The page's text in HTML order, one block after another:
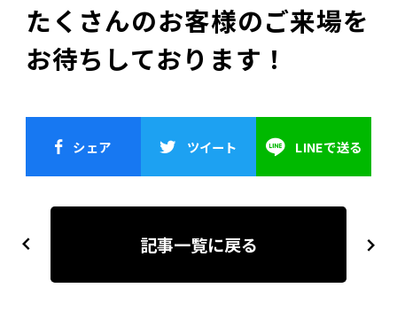
たくさんのお客様のご来場を
お待ちしております！
シェア ツイート LINEで送る
稿
previous next
記事一覧に戻る